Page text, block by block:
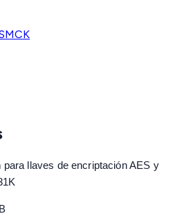
llaves de encriptación AES y